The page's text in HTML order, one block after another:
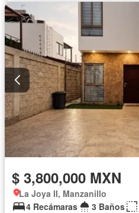
$ 3,800,000 MXN
La Joya II, Manzanillo
4 Recámaras
3 Baños